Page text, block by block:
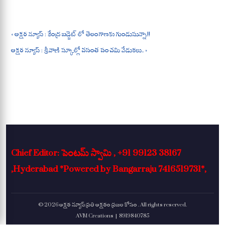
pp m
« అక్షర న్యూస్ : కేంద్ర బడ్జెట్ లో తెలంగాణకు గుండుసున్నా.!!
అక్షర న్యూస్ : శ్రీవాణి స్కూల్లో వసంత పంచమి వేడుకలు.. »
Chief Editor: పెంటమ్ స్వామి , +91 99123 38167
,Hyderabad *Powered by Bangarraju 7416519731*,
© 2026 అక్షర న్యూస్ ప్రతి అక్షరం ప్రజల కోసం . All rights reserved.
AVM Creations | 8919840785